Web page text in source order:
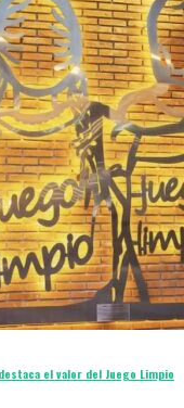
el valor del Juego Limpio